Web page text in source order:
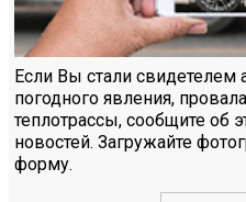
Если Вы стали свидетелем
погодного явления,
теплотрассы, сообщите об
новостей. Загружайте
форму.